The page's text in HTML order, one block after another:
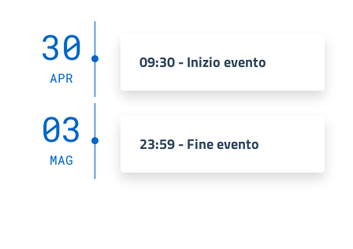
30
APR
09:30 - Inizio evento
03
MAG
23:59 - Fine evento